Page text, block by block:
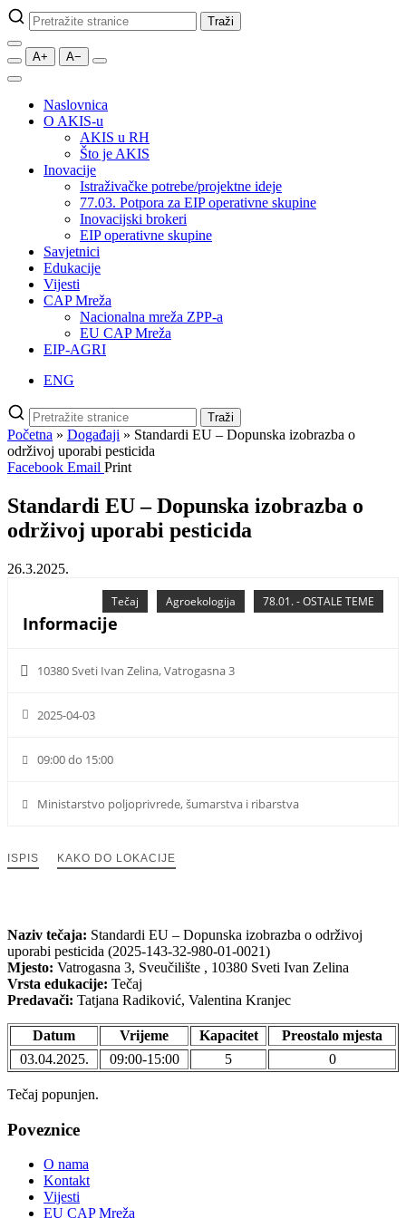
Pretraži
stranice
Traži
A+ A−
Naslovnica
O AKIS-u
AKIS u RH
Što je AKIS
Inovacije
Istraživačke potrebe/projektne ideje
77.03. Potpora za EIP operativne skupine
Inovacijski brokeri
EIP operativne skupine
Savjetnici
Edukacije
Vijesti
CAP Mreža
Nacionalna mreža ZPP-a
EU CAP Mreža
EIP-AGRI
ENG
Pretraži
stranice
Traži
Početna » Događaji » Standardi EU – Dopunska izobrazba o
održivoj uporabi pesticida
Facebook Email Print
Standardi EU – Dopunska izobrazba o
održivoj uporabi pesticida
26.3.2025.
78.01. - OSTALE TEME
Agroekologija
Tečaj
Informacije
10380 Sveti Ivan Zelina, Vatrogasna 3
2025-04-03
09:00 do 15:00
Ministarstvo poljoprivrede, šumarstva i ribarstva
ISPIS KAKO DO LOKACIJE
Naziv tečaja: Standardi EU – Dopunska izobrazba o održivoj
uporabi pesticida (2025-143-32-980-01-0021)
Mjesto: Vatrogasna 3, Sveučilište , 10380 Sveti Ivan Zelina
Vrsta edukacije: Tečaj
Predavači: Tatjana Radiković, Valentina Kranjec
Datum Vrijeme Kapacitet
Preostalo mjesta
03.04.2025.
09:00-15:00 5 0
Tečaj popunjen.
Poveznice
O nama
Kontakt
Vijesti
EU CAP Mreža